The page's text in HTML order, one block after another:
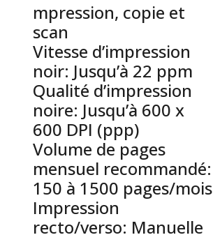
mpression, copie et
scan
Vitesse d’impression
noir: Jusqu’à 22 ppm
Qualité d’impression
noire: Jusqu’à 600 x
600 DPI (ppp)
Volume de pages
mensuel recommandé:
150 à 1500 pages/mois
Impression
recto/verso: Manuelle